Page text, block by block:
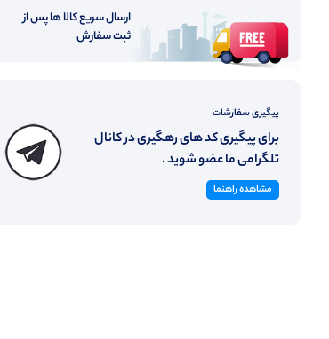
ارسال سریع کالا ها پس از
ثبت سفارش
پیگیری سفارشات
برای پیگیری کد های رهگیری در کانال
تلگرامی ما عضو شوید .
مشاهده راهنما